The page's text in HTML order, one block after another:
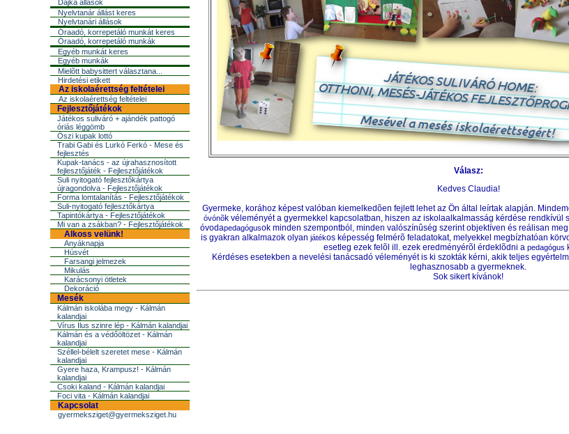
Dajka állások
Nyelvtanár állást keres
Nyelvtanári állások
Óraadó, korrepetáló munkát keres
Óraadó, korrepetáló munkák
Egyéb munkát keres
Egyéb munkák
Mielõtt babysittert választana...
Hirdetési etikett
Az iskolaérettség feltételei
Az iskolaérettség feltételei
Fejlesztőjátékok
Játékos suliváró + ajándék pattogó
óriás léggömb
Őszi kupak lottó
Trabi Gabi és Lurkó Ferkó - Mese és
fejlesztés
Kupak-tanács - az újrahasznosított
fejlesztőjáték - Fejlesztőjátékok
Suli nyitogató fejlesztőkártya
újragondolva - Fejlesztőjátékok
Forma lomtalanítás - Fejlesztőjátékok
Suli-nyitogató fejlesztőkártya
Tapintókártya - Fejlesztőjátékok
Mi van a zsákban? - Fejlesztőjátékok
Alkoss velünk!
Anyáknapja
Húsvét
Farsangi jelmezek
Mikulás
Karácsonyi ötletek
Dekoráció
Mesék
Kálmán iskolába megy - Kálmán
kalandjai
Vírus Ilus szinre lép - Kálmán kalandjai
Kálmán és a védőöltözet - Kálmán
kalandjai
Széllel-bélelt szeretet mese - Kálmán
kalandjai
Gyere haza, Krampusz! - Kálmán
kalandjai
Csoki kaland - Kálmán kalandjai
Foci vita - Kálmán kalandjai
Kapcsolat
gyermeksziget@gyermeksziget.hu
Válasz:
Kedves Claudia!
Gyermeke, korához képest valóban kiemelkedõen fejlett lehet az Ön által leírtak alapján.
óvónõk véleményét a gyermekkel kapcsolatban, hiszen az iskolaalkalmasság kérdése rendkívül
óvodapedagógusok minden szempontból, minden valószínûség szerint objektíven és reálisan
is gyakran alkalmazok olyan játékos képesség felmérõ feladatokat, melyekkel megbízhatóan
esetleg ezek felõl ill. ezek eredményérõl érdeklõdni a pedagógus
Kérdéses esetekben a nevelési tanácsadó véleményét is ki szokták kérni, akik teljes
leghasznosabb a gyermeknek.
Sok sikert kívánok!